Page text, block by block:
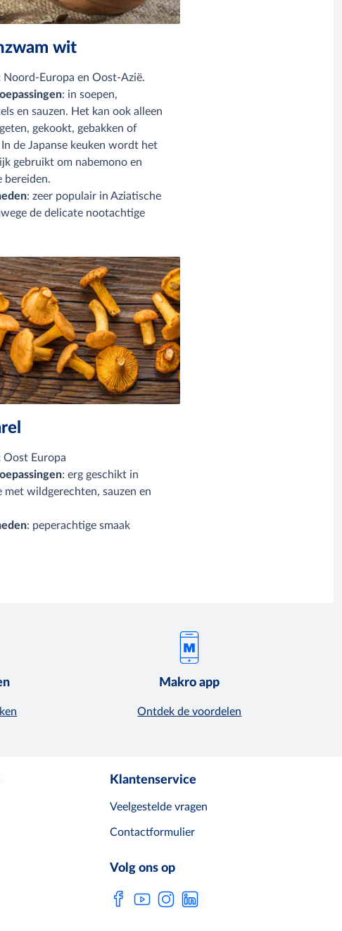
wit
Noord-Europa en Oost-Azië.
: in soepen,
en sauzen. Het kan ook alleen
gekookt, gebakken of
de Japanse keuken wordt het
gebruikt om nabemono en
bereiden.
: zeer populair in Aziatische
de delicate nootachtige
Oost Europa
: erg geschikt in
met wildgerechten, sauzen en
: peperachtige smaak
Makro app
Ontdek de voordelen
Klantenservice
Veelgestelde vragen
Contactformulier
Volg ons op